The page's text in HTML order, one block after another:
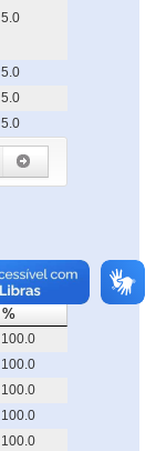
5.0
5.0
5.0
5.0
%
100.0
100.0
100.0
100.0
100.0